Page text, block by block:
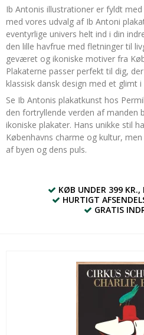
Ib Antonis illustrationer er fyldt
med vores udvalg af Ib Antoni
eventyrlige univers helt ind i din
den lille havfrue med fletninger til
geværet og ikoniske motiver fra
Plakaterne passer perfekt til dig,
klassisk dansk design med et glimt
Se Ib Antonis plakatkunst hos
den fortryllende verden af manden
ikoniske plakater. Hans unikke stil
Københavns charme og kultur,
af byen og dens puls.
KØB UNDER 399 KR.,
HURTIGT
GRATIS